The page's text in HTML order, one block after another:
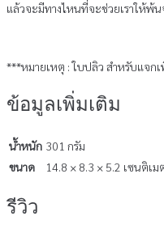
แล้วจะมีทางไหนที่จะช่วยเราให้พ้
***หมายเหตุ : ใบปลิว สำหรับแจก
ข้อมูลเพิ่มเติม
น้ำหนัก 301 กรัม
ขนาด
14.8 × 8.3 × 5.2 เซนติเม
รีวิว